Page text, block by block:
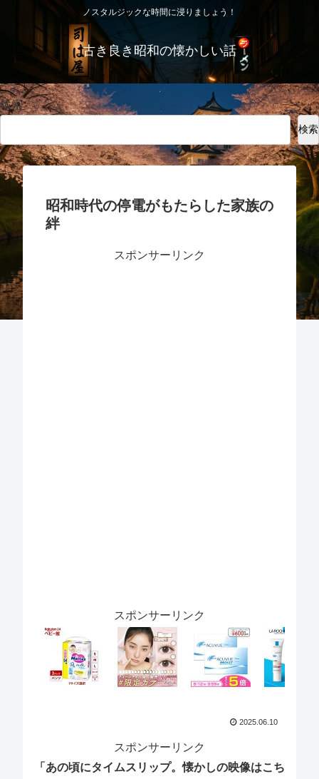
ノスタルジックな時間に浸りましょう！
古き良き昭和の懐かしい話
検索
検索
昭和時代の停電がもたらした家族の
絆
スポンサーリンク
スポンサーリンク
2025.06.10
スポンサーリンク
「あの頃にタイムスリップ。懐かしの映像はこち